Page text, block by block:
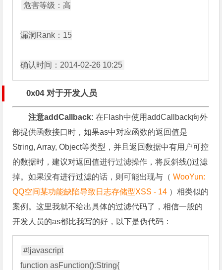
危害等级：高
漏洞Rank：15
0x04 对于开发人员
注意addCallback:在Flash中使用addCallback向外
部提供函数接口时，如果as中对应函数的返回值是
String, Array, Object等类型，并且返回数据中有用户可控
的数据时，建议对返回值进行过滤操作，将反斜线()过滤
掉。如果没有进行过滤的话，则可能出现与（WooYun:
QQ空间某功能缺陷导致日志存储型XSS - 14 ）相类似的
案例。这里我就不给出具体的过滤代码了，相信一般的
开发人员的as都比我写的好，以下是伪代码：
#!javascript
function asFunction():String{